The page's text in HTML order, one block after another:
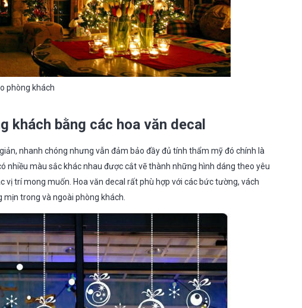
phòng khách
khách bằng các hoa văn decal
nhanh chóng nhưng vẫn đảm bảo đầy đủ tính thẩm mỹ đó chính là
nhiều màu sắc khác nhau được cắt vẽ thành những hình dáng theo yêu
vị trí mong muốn. Hoa văn decal rất phù hợp với các bức tường, vách
mịn trong và ngoài phòng khách.